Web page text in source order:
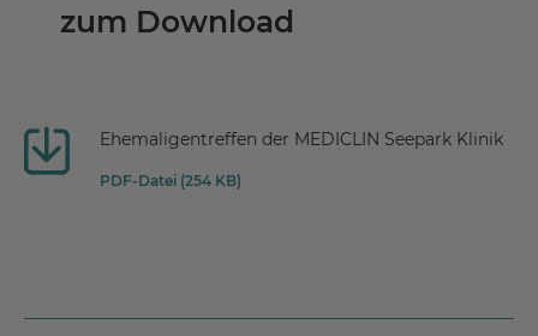
zum Download
Ehemaligentreffen der MEDICLIN Seepark Klinik
PDF-Datei (254 KB)